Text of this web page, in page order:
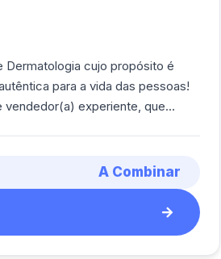
Dermatologia cujo propósito é
para a vida das pessoas!
vendedor(a) experiente, que
A Combinar